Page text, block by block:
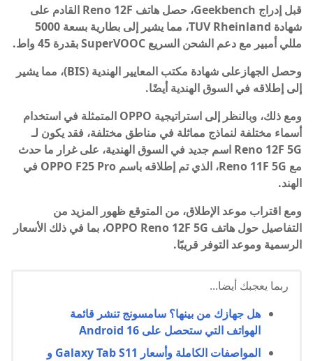
قبل إدراج Geekbench، حصل هاتف Reno 12F القادم على
شهادة TUV Rheinland، مما يشير إلى بطارية بسعة 5000
مللي أمبير مع دعم الشحن السريع SuperVOOC بقدرة 45 واط.
وحصل الجهازعلى شهادة مكتب المعايير الهندية (BIS)، مما يشير
إلى إطلاقه في السوق الهندية أيضًا.
ومع ذلك، وبالنظر إلى استراتيجية OPPO المتمثلة في استخدام
أسماء مختلفة لنماذج مماثلة في مناطق مختلفة، فقد يكون لـ
Reno 12F 5G اسم جديد في السوق الهندية، على غرار ما حدث
مع Reno 11F 5G، الذي تم إطلاقه باسم OPPO F25 Pro في
الهند.
ومع اقتراب موعد الإطلاق، من المتوقع ظهور المزيد من
التفاصيل حول هاتف OPPO Reno 12F 5G، بما في ذلك الأسعار
الرسمية وموعد التوفر قريبًا.
ربما يعجبك أيضا...
هل جهازك من بينها؟ سامسونج تنشر قائمة
الهواتف التي ستحصل على Android 16
المواصفات الكاملة وأسعار Galaxy Tab S11 و